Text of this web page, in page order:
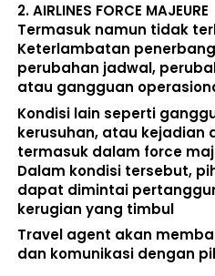
2. AIRLINES FORCE MAJEURE
Termasuk namun tidak
Keterlambatan
perubahan jadwal,
atau gangguan
Kondisi lain seperti
kerusuhan, atau kejadian
termasuk dalam force
Dalam kondisi tersebut,
dapat dimintai
kerugian yang timbul
Travel agent akan
dan komunikasi dengan